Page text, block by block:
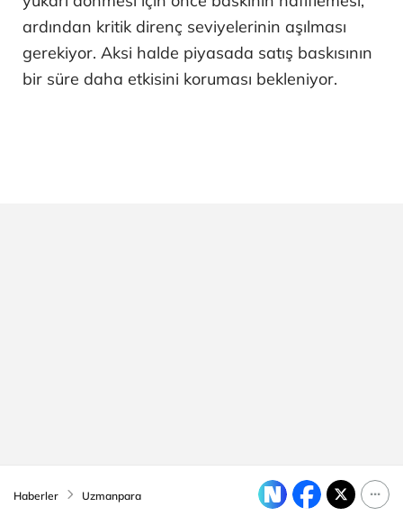
ardından kritik direnç seviyelerinin aşılması
gerekiyor. Aksi halde piyasada satış baskısının
bir süre daha etkisini koruması bekleniyor.
Haberler Uzmanpara